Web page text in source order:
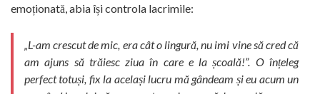
emoționată, abia își controla lacrimile:
„L-am crescut de mic, era cât o lingură, nu imi vine să cred că
am ajuns să trăiesc ziua în care e la școală!”. O înțeleg
perfect totuși, fix la același lucru mă gândeam și eu acum un